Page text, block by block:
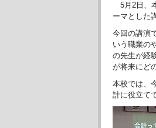
5月2日、
ーマとした
今回の講演
いう職業の
の先生が経
が将来にど
本校では、
計に役立て